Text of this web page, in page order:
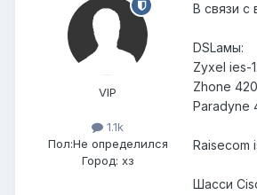
VIP
1.1k
Пол:Не определился
Город: хз
В связи
DSLамы:
Zyxel ies-
Zhone
Paradyne
Raisecom
Шасси